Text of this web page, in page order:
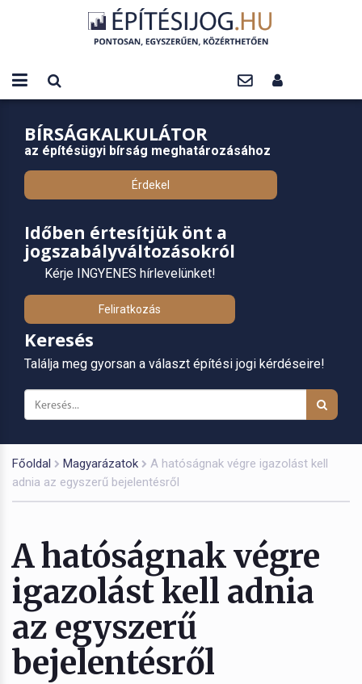
BÍRSÁGKALKULÁTOR
az építésügyi bírság meghatározásához
Érdekel
Időben értesítjük önt a
jogszabályváltozásokról
Kérje INGYENES hírlevelünket!
Feliratkozás
Keresés
Találja meg gyorsan a választ építési jogi kérdéseire!
Főoldal Magyarázatok
A hatóságnak végre igazolást kell
adnia az egyszerű bejelentésről
A hatóságnak végre
igazolást kell adnia
az egyszerű
bejelentésről